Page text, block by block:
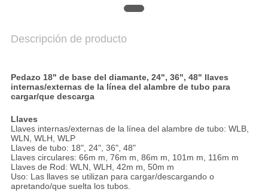
DEL
POLÍTICA
DE
PRIVACIDAD
Descripción de producto
Pedazo 18" de base del diamante, 24", 36", 48" llaves
internas/externas de la línea del alambre de tubo para
cargar/que descarga
Llaves
Llaves internas/externas de la línea del alambre de tubo: WLB,
WLN, WLH, WLP
Llaves de tubo: 18", 24", 36", 48"
Llaves circulares: 66m m, 76m m, 86m m, 101m m, 116m m
Llaves de Rod: WLN, WLH, 42m m, 50m m
Uso: Las llaves se utilizan para cargar/descargando o
apretando/que suelta los tubos.